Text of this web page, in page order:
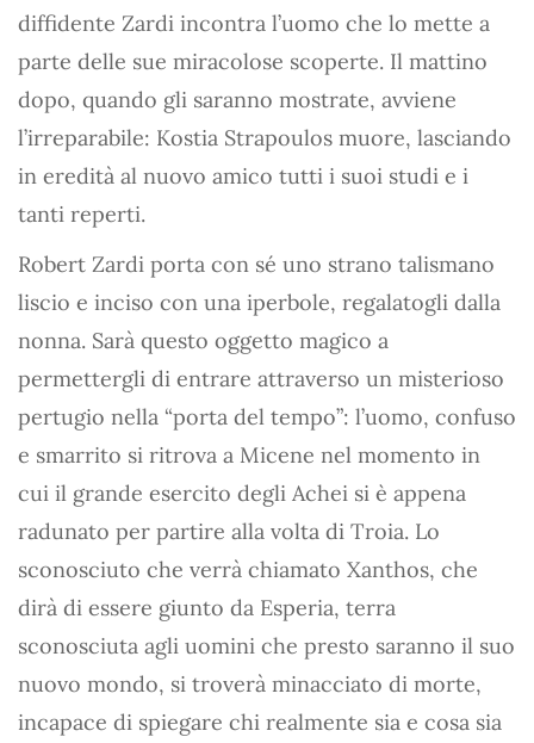
diffidente Zardi incontra l’uomo che lo mette a
parte delle sue miracolose scoperte. Il mattino
dopo, quando gli saranno mostrate, avviene
l’irreparabile: Kostia Strapoulos muore, lasciando
in eredità al nuovo amico tutti i suoi studi e i
tanti reperti.
Robert Zardi porta con sé uno strano talismano
liscio e inciso con una iperbole, regalatogli dalla
nonna. Sarà questo oggetto magico a
permettergli di entrare attraverso un misterioso
pertugio nella “porta del tempo”: l’uomo, confuso
e smarrito si ritrova a Micene nel momento in
cui il grande esercito degli Achei si è appena
radunato per partire alla volta di Troia. Lo
sconosciuto che verrà chiamato Xanthos, che
dirà di essere giunto da Esperia, terra
sconosciuta agli uomini che presto saranno il suo
nuovo mondo, si troverà minacciato di morte,
incapace di spiegare chi realmente sia e cosa sia